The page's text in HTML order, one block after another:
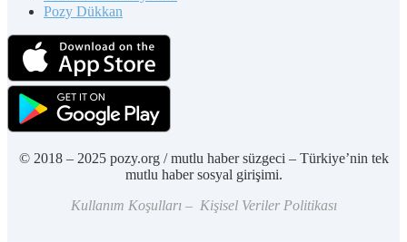
Pozy Dükkan
© 2018 – 2025 pozy.org / mutlu haber süzgeci – Türkiye’nin tek
mutlu haber sosyal girişimi.
Kullanım Koşulları – Kişisel Veriler Politikası